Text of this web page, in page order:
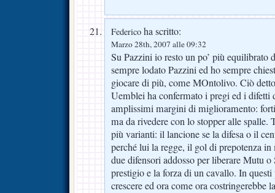
Federico ha scritto:
Marzo 28th, 2007 alle 09:32
Su Pazzini io resto un po’ più equilibrato
sempre lodato Pazzini ed ho sempre
giocare di più, come MOntolivo. Ciò
Uemblei ha confermato i pregi ed i difetti
amplissimi margini di miglioramento:
ma da rivedere con lo stopper alle spalle.
più varianti: il lancione se la difesa o il
perché lui la regge, il gol di prepotenza
due difensori addosso per liberare Mutu
prestigio e la forza di un cavallo. In
crescere ed ora come ora costringerebbe